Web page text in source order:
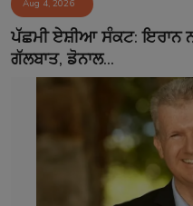
Aug 4, 2026
ਪੱਛਮੀ ਏਸ਼ੀਆ ਸੰਕਟ: ਇਰਾਨ
ਗੱਲਬਾਤ, ਡੋਨਾਲ...